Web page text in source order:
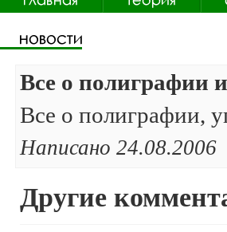
Все о полиграфии
Все о полиграфии,
Написано 24.08.2006
Другие